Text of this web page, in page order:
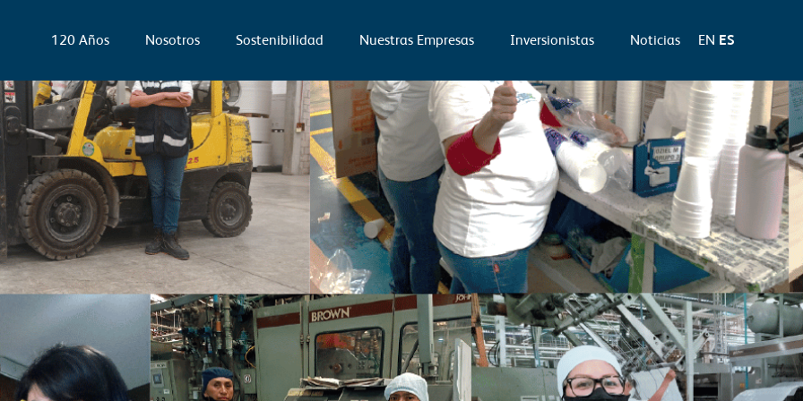
120 Años Nosotros Sostenibilidad Nuestras Empresas Inversionistas Noticias EN ES